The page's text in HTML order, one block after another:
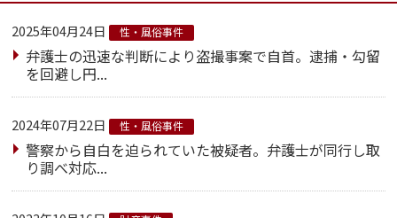
2025年04月24日 性・風俗事件
弁護士の迅速な判断により盗撮事案で自首。逮捕・勾留
を回避し円...
2024年07月22日 性・風俗事件
警察から自白を迫られていた被疑者。弁護士が同行し取
り調べ対応...